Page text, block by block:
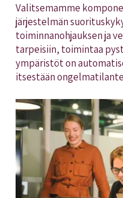
Valitsemamme
järjestelmän
toiminnanohjauksen ja
tarpeisiin, toimintaa
ympäristöt on
itsestään